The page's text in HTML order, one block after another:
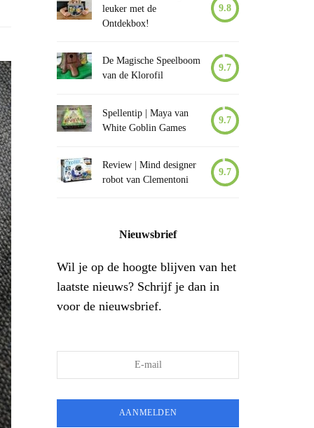
leuker met de
Ontdekbox!
9.8
De Magische Speelboom
van de Klorofil
9.7
Spellentip | Maya van
White Goblin Games
9.7
Review | Mind designer
robot van Clementoni
9.7
Nieuwsbrief
Wil je op de hoogte blijven van het
laatste nieuws? Schrijf je dan in
voor de nieuwsbrief.